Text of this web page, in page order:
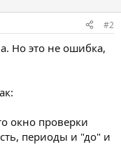
#2
Но это не ошибка,
окно проверки
периоды и "до" и